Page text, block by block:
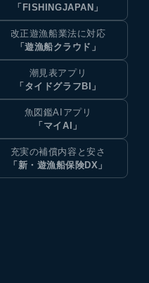
「FISHINGJAPAN」
改正遊漁船業法に対応
「遊漁船クラウド」
潮見表アプリ
「タイドグラフBI」
魚図鑑AIアプリ
「マイAI」
充実の補償内容と安さ
「新・遊漁船保険DX」